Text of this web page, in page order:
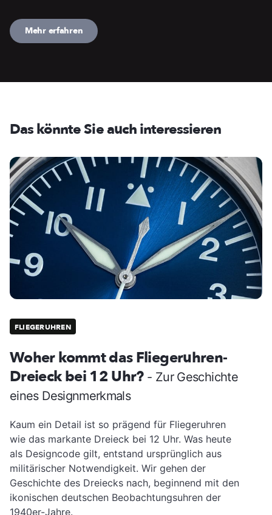
Mehr erfahren
Das könnte Sie auch interessieren
FLIEGERUHREN
Woher kommt das Fliegeruhren-
Dreieck bei 12 Uhr? - Zur Geschichte
eines Designmerkmals
Kaum ein Detail ist so prägend für Fliegeruhren
wie das markante Dreieck bei 12 Uhr. Was heute
als Designcode gilt, entstand ursprünglich aus
militärischer Notwendigkeit. Wir gehen der
Geschichte des Dreiecks nach, beginnend mit den
ikonischen deutschen Beobachtungsuhren der
1940er-Jahre.